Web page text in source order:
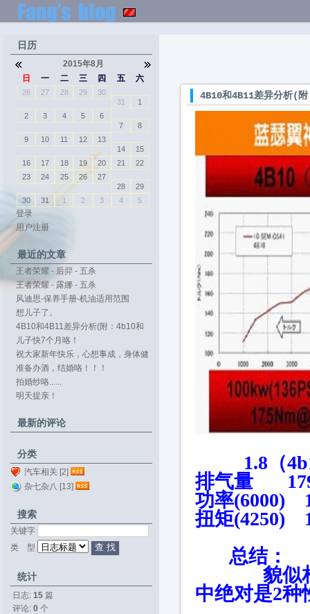
4B10和4B11差异分析(
1.8（
排气量
功率
扭矩
总结：
貌似相差
中绝对是2种
日历
2015年8月
日
一 二 三 四 五 六
26 27 28 29
30
31
1
2
3 4 5
6
7
8
9
10 11 12
13
14
15
16
17 18 19 20 21
22
23
24 25 26
27
28
29
30
31 1 2 3 4 5
登录
用户注册
最近的文章
王者荣耀 - 后羿 - 五杀
王者荣耀 - 露娜 - 五杀
风迪思-保养手册-机油适用范围
想儿子了。
4B10和4B11差异分析(附：4b10和
4b11...
儿子快7个月咯！
祝大家新年快乐，心想事成，身体健
康。
准备办酒，结婚咯！！！
拍婚纱咯......
明天提亲！
最新的评论
分类
汽车相关 [2]
杂七杂八 [13]
搜索
关键字
类 型
统计
日志: 15 篇
评论: 0 个